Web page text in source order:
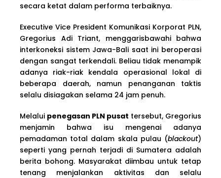
secara ketat dalam performa terbaiknya.
Executive Vice President Komunikasi Korporat PLN,
Gregorius Adi Triant, menggarisbawahi bahwa
interkoneksi sistem Jawa-Bali saat ini beroperasi
dengan sangat terkendali. Beliau tidak menampik
adanya riak-riak kendala operasional lokal di
beberapa daerah, namun penanganan taktis
selalu disiagakan selama 24 jam penuh.
Melalui penegasan PLN pusat tersebut, Gregorius
menjamin bahwa isu mengenai adanya
pemadaman total dalam skala pulau (blackout)
seperti yang pernah terjadi di Sumatera adalah
berita bohong. Masyarakat diimbau untuk tetap
tenang menjalankan aktivitas dan selalu